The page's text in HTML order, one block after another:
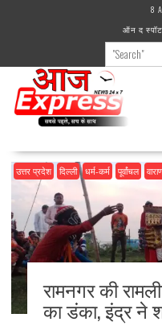
8
ऑन द स्पॉट
उत्तर प्रदेश दिल्ली धर्म-कर्म पूर्वांचल
रामनगर की
का डंका, इंद्र ने